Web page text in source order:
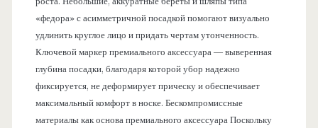
«федора» с асимметричной посадкой помогают визуально
удлинить круглое лицо и придать чертам утонченность.
Ключевой маркер премиального аксессуара — выверенная
глубина посадки, благодаря которой убор надежно
фиксируется, не деформирует прическу и обеспечивает
максимальный комфорт в носке. Бескомпромиссные
материалы как основа премиального аксессуара Поскольку